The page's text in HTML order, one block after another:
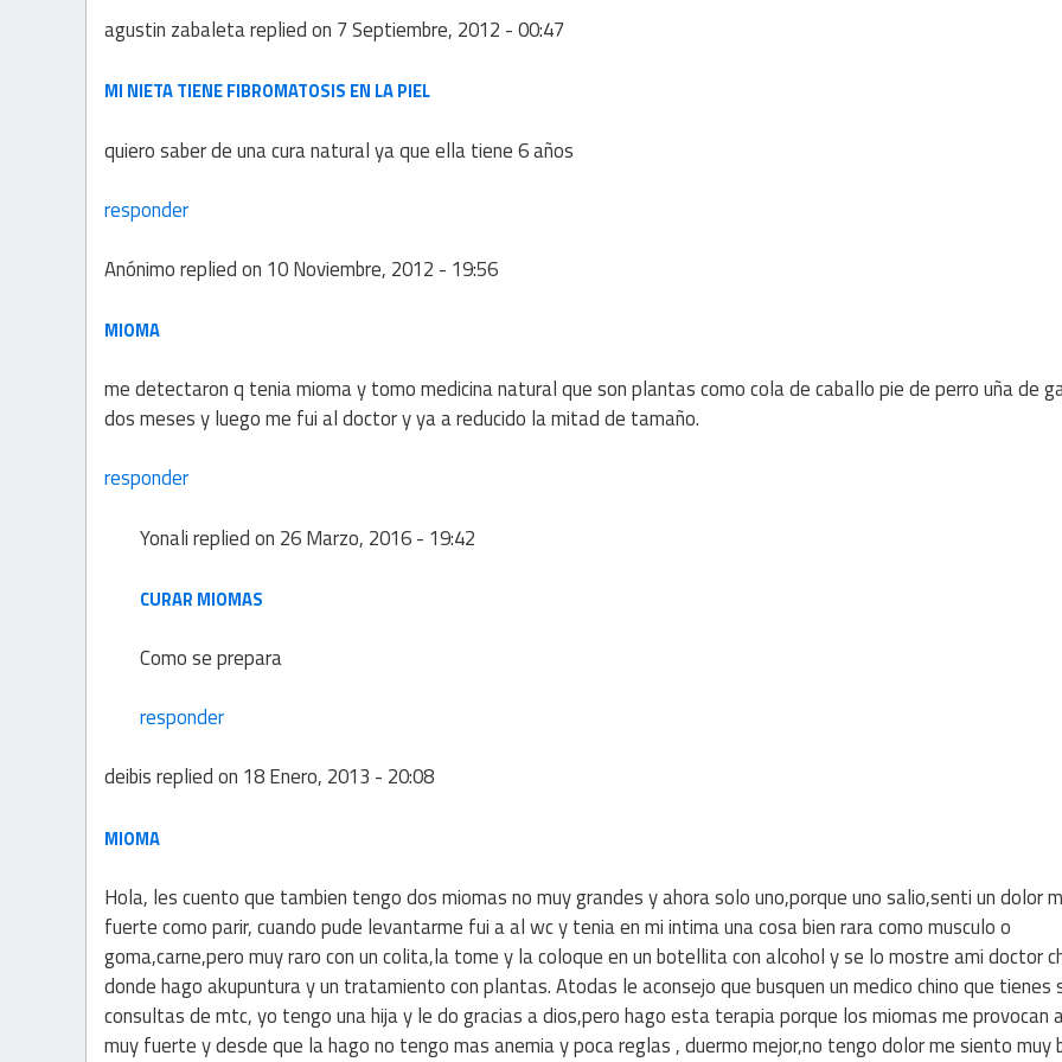
agustin zabaletareplied on 7 Septiembre, 2012 - 00:47
MI NIETA TIENE FIBROMATOSIS EN LA PIEL
quiero saber de una cura natural ya que ella tiene 6 años
responder
Anónimoreplied on 10 Noviembre, 2012 - 19:56
MIOMA
me detectaron q tenia mioma y tomo medicina natural que son plantas como cola de caballo pie de perro uña de
dos meses y luego me fui al doctor y ya a reducido la mitad de tamaño.
responder
Yonalireplied on 26 Marzo, 2016 - 19:42
CURAR MIOMAS
Como se prepara
responder
deibisreplied on 18 Enero, 2013 - 20:08
MIOMA
Hola, les cuento que tambien tengo dos miomas no muy grandes y ahora solo uno,porque uno salio,senti un dolor
fuerte como parir, cuando pude levantarme fui a al wc y tenia en mi intima una cosa bien rara como musculo o
goma,carne,pero muy raro con un colita,la tome y la coloque en un botellita con alcohol y se lo mostre ami doctor
donde hago akupuntura y un tratamiento con plantas. Atodas le aconsejo que busquen un medico chino que tienes
consultas de mtc, yo tengo una hija y le do gracias a dios,pero hago esta terapia porque los miomas me provocan
muy fuerte y desde que la hago no tengo mas anemia y poca reglas , duermo mejor,no tengo dolor me siento muy